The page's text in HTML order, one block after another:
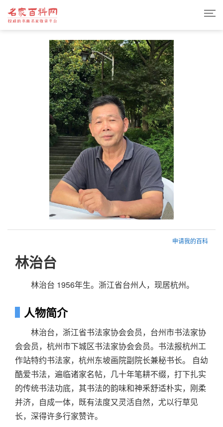
申请我的百科
林治台
林治台 1956年生。浙江省台州人，现居杭州。
人物简介
林治台，浙江省书法家协会会员，台州市书法家协
会会员，杭州市下城区书法家协会会员。书法报杭州工
作站特约书法家，杭州东坡画院副院长兼秘书长。 自幼
酷爱书法，遍临诸家名帖，几十年笔耕不缀，打下扎实
的传统书法功底，其书法的韵味和神釆舒适朴实，刚柔
并济，自成一体，既有法度又灵活自然，尤以行草见
长，深得许多行家赞许。